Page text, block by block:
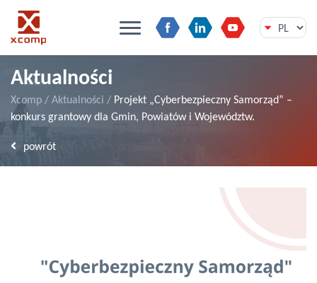
treści
Aktualności
Xcomp / Aktualności / Projekt „Cyberbezpieczny Samorząd” –
konkurs grantowy dla Gmin, Powiatów i Województw.
powrót